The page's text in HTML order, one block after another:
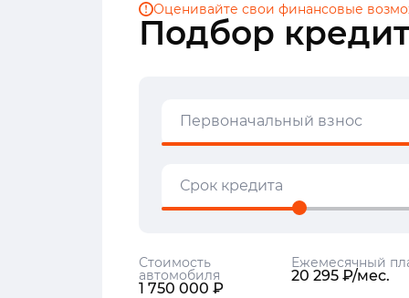
Подбор
Оценивайте свои финансовые
Первоначальный взнос
Срок кредита
Стоимость
автомобиля
1 750 000 ₽
Ежемесячный
20 295 ₽/мес.